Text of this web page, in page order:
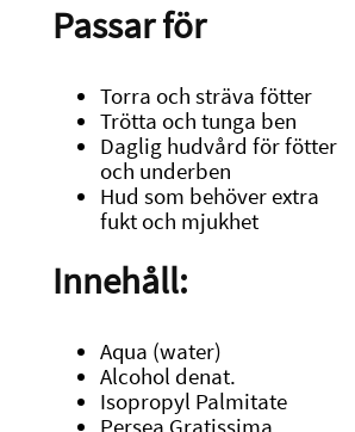
Passar för
Torra och sträva fötter
Trötta och tunga ben
Daglig hudvård för fötter
och underben
Hud som behöver extra
fukt och mjukhet
Innehåll:
Aqua (water)
Alcohol denat.
Isopropyl Palmitate